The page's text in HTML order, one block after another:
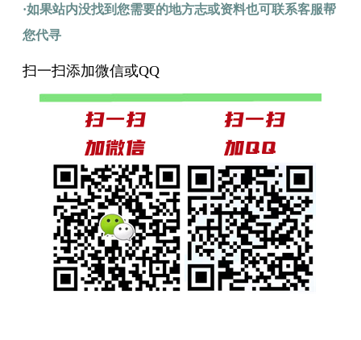
·如果站内没找到您需要的地方志或资料也可联系客服帮
您代寻
扫一扫添加微信或QQ